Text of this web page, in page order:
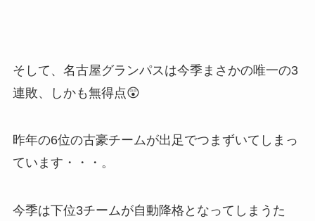
そして、名古屋グランパスは今季まさかの唯一の3
連敗、しかも無得点😲
昨年の6位の古豪チームが出足でつまずいてしまっ
ています・・・。
今季は下位3チームが自動降格となってしまうた